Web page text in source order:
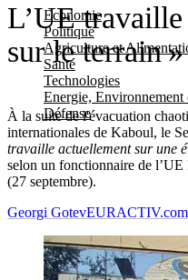
Economie
Politique
Agriculture et
Santé
Technologies
Energie, Environnement
Défense
L’UE travaille
sur le terrain
À la suite de l'évacuation
internationales de Kaboul, le
travaille actuellement sur une
selon un fonctionnaire de
(27 septembre).
Georgi GotevEURACTIV.com